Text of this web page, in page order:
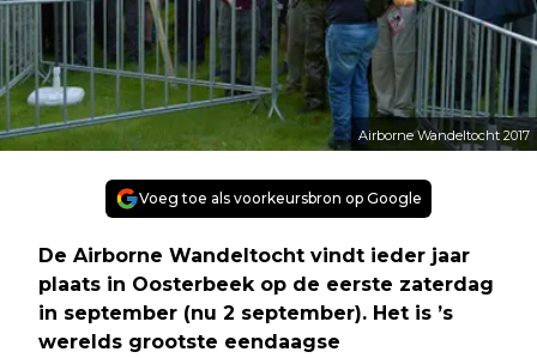
Airborne Wandeltocht 2017
Voeg toe als voorkeursbron op Google
De Airborne Wandeltocht vindt ieder jaar
plaats in Oosterbeek op de eerste zaterdag
in september (nu 2 september). Het is ’s
werelds grootste eendaagse